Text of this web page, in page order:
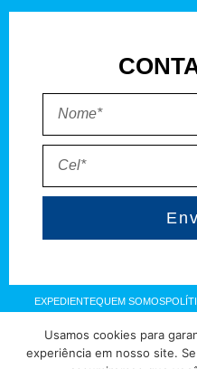
EXPEDIENTEQUEM SOMOS
Direitos reservados à FIT
Usamos cookies para
experiência em nosso site.